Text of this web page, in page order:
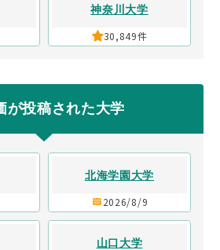
神奈川大学
30,849件
が投稿された大学
北海学園大学
2026/8/9
山口大学